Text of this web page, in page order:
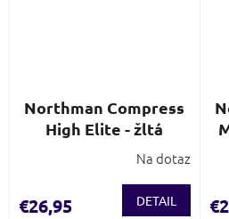
Northman Compress
High Elite - žltá
Na dotaz
€26,95 DETAIL